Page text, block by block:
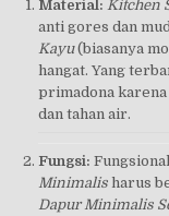
Material: Kitchen
anti gores dan
Kayu(biasanya
hangat. Yang
primadona karena
dan tahan air.
Fungsi:
Minimalisharus
Dapur Minimalis